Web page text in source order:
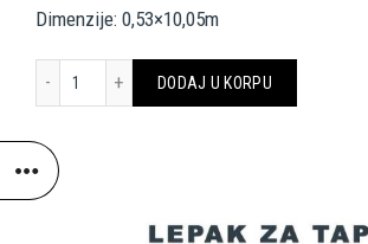
Dimenzije: 0,53×10,05m
DODAJ U KORPU